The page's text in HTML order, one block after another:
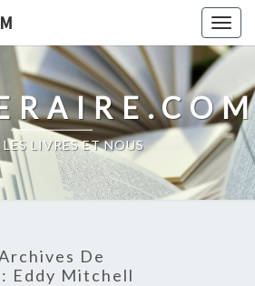
LES LIVRES ET NOUS
De
Eddy Mitchell